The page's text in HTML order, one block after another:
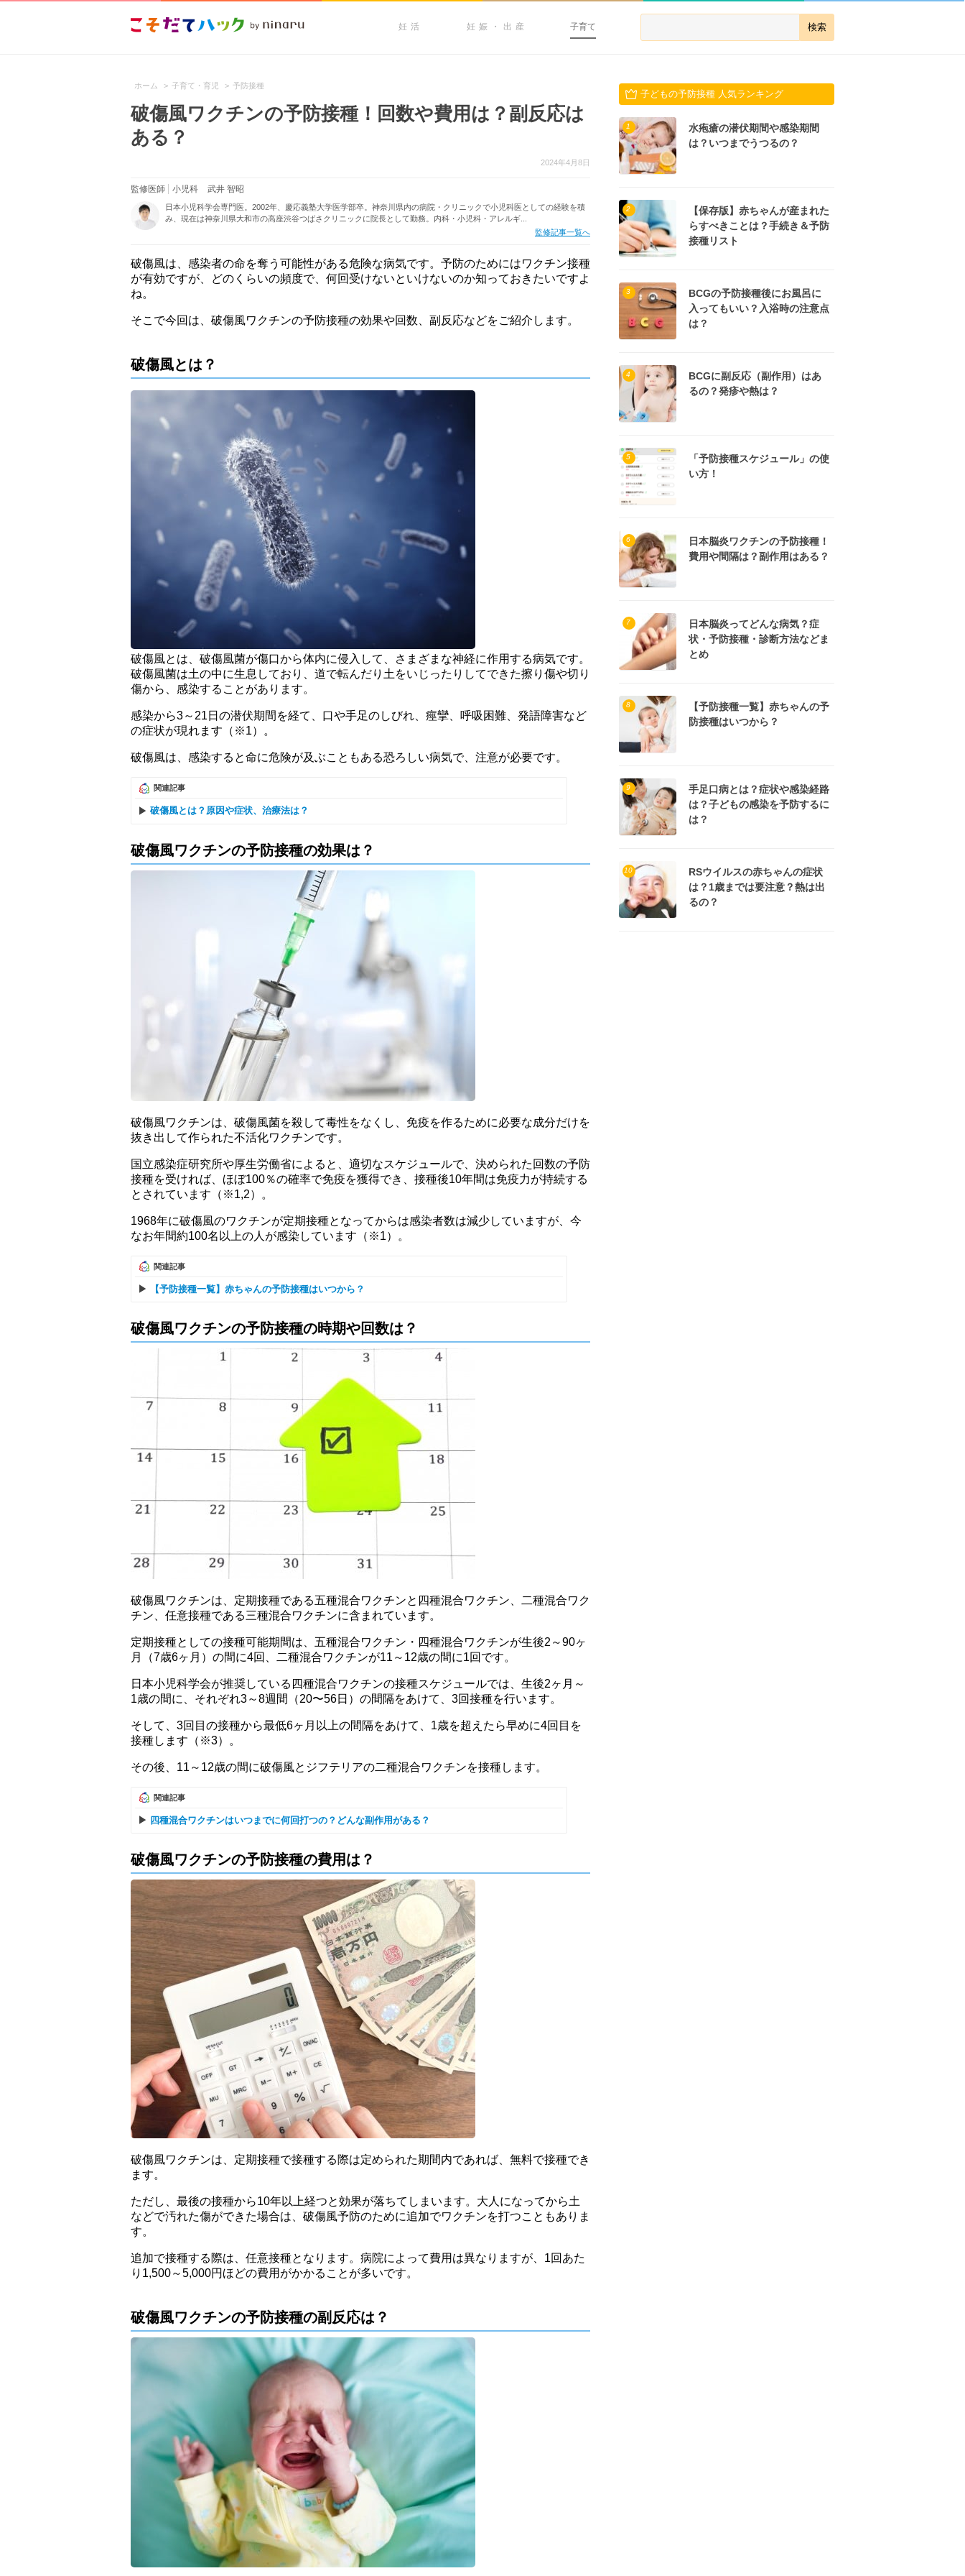
妊活 妊娠・出産 子育て
ホーム > 子育て・育児 > 予防接種
破傷風ワクチンの予防接種！回数や費用は？副反応は
ある？
2024年4月8日
監修医師 小児科 武井 智昭
日本小児科学会専門医。2002年、慶応義塾大学医学部卒。神奈川県内の病院・クリニックで小児科医としての経験を積
み、現在は神奈川県大和市の高座渋谷つばさクリニックに院長として勤務。内科・小児科・アレルギ...
監修記事一覧へ
破傷風は、感染者の命を奪う可能性がある危険な病気です。予防のためにはワクチン接種
が有効ですが、どのくらいの頻度で、何回受けないといけないのか知っておきたいですよ
ね。
そこで今回は、破傷風ワクチンの予防接種の効果や回数、副反応などをご紹介します。
破傷風とは？
破傷風とは、破傷風菌が傷口から体内に侵入して、さまざまな神経に作用する病気です。
破傷風菌は土の中に生息しており、道で転んだり土をいじったりしてできた擦り傷や切り
傷から、感染することがあります。
感染から3～21日の潜伏期間を経て、口や手足のしびれ、痙攣、呼吸困難、発語障害など
の症状が現れます（※1）。
破傷風は、感染すると命に危険が及ぶこともある恐ろしい病気で、注意が必要です。
関連記事
破傷風とは？原因や症状、治療法は？
破傷風ワクチンの予防接種の効果は？
破傷風ワクチンは、破傷風菌を殺して毒性をなくし、免疫を作るために必要な成分だけを
抜き出して作られた不活化ワクチンです。
国立感染症研究所や厚生労働省によると、適切なスケジュールで、決められた回数の予防
接種を受ければ、ほぼ100％の確率で免疫を獲得でき、接種後10年間は免疫力が持続する
とされています（※1,2）。
1968年に破傷風のワクチンが定期接種となってからは感染者数は減少していますが、今
なお年間約100名以上の人が感染しています（※1）。
関連記事
【予防接種一覧】赤ちゃんの予防接種はいつから？
破傷風ワクチンの予防接種の時期や回数は？
破傷風ワクチンは、定期接種である五種混合ワクチンと四種混合ワクチン、二種混合ワク
チン、任意接種である三種混合ワクチンに含まれています。
定期接種としての接種可能期間は、五種混合ワクチン・四種混合ワクチンが生後2～90ヶ
月（7歳6ヶ月）の間に4回、二種混合ワクチンが11～12歳の間に1回です。
日本小児科学会が推奨している四種混合ワクチンの接種スケジュールでは、生後2ヶ月～
1歳の間に、それぞれ3～8週間（20〜56日）の間隔をあけて、3回接種を行います。
そして、3回目の接種から最低6ヶ月以上の間隔をあけて、1歳を超えたら早めに4回目を
接種します（※3）。
その後、11～12歳の間に破傷風とジフテリアの二種混合ワクチンを接種します。
関連記事
四種混合ワクチンはいつまでに何回打つの？どんな副作用がある？
破傷風ワクチンの予防接種の費用は？
破傷風ワクチンは、定期接種で接種する際は定められた期間内であれば、無料で接種でき
ます。
ただし、最後の接種から10年以上経つと効果が落ちてしまいます。大人になってから土
などで汚れた傷ができた場合は、破傷風予防のために追加でワクチンを打つこともありま
す。
追加で接種する際は、任意接種となります。病院によって費用は異なりますが、1回あた
り1,500～5,000円ほどの費用がかかることが多いです。
破傷風ワクチンの予防接種の副反応は？
子どもの予防接種 人気ランキング
1
水疱瘡の潜伏期間や感染期間
は？いつまでうつるの？
2
【保存版】赤ちゃんが産まれた
らすべきことは？手続き＆予防
接種リスト
3
BCGの予防接種後にお風呂に
入ってもいい？入浴時の注意点
は？
4
BCGに副反応（副作用）はあ
るの？発疹や熱は？
5
「予防接種スケジュール」の使
い方！
6
日本脳炎ワクチンの予防接種！
費用や間隔は？副作用はある？
7
日本脳炎ってどんな病気？症
状・予防接種・診断方法などま
とめ
8
【予防接種一覧】赤ちゃんの予
防接種はいつから？
9
手足口病とは？症状や感染経路
は？子どもの感染を予防するに
は？
10
RSウイルスの赤ちゃんの症状
は？1歳までは要注意？熱は出
るの？